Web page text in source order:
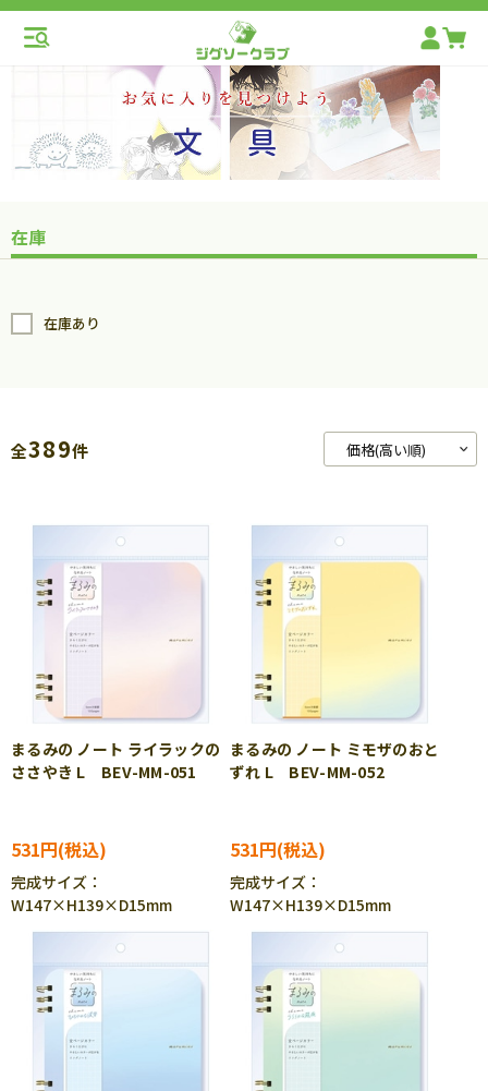
在庫
在庫あり
全389件
まるみの ノート ライラックの
ささやき L BEV-MM-051
531円
完成サイズ：
W147×H139×D15mm
まるみの ノート ミモザのおと
ずれ L BEV-MM-052
531円
完成サイズ：
W147×H139×D15mm